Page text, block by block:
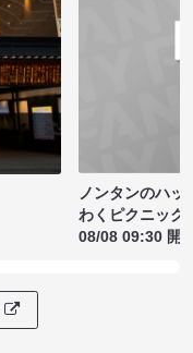
ノンタンのハッ
わくピクニック
08/08 09:30 開